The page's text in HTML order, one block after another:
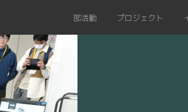
部活動 プロジェクト